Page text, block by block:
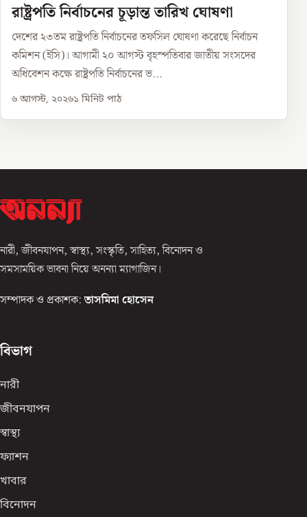
রাষ্ট্রপতি নির্বাচনের চূড়ান্ত তারিখ ঘোষণা
দেশের ২৩তম রাষ্ট্রপতি নির্বাচনের তফসিল ঘোষণা করেছে নির্বাচন
কমিশন (ইসি)। আগামী ২০ আগস্ট বৃহস্পতিবার জাতীয় সংসদের
অধিবেশন কক্ষে রাষ্ট্রপতি নির্বাচনের ভ...
৬ আগস্ট, ২০২৬১ মিনিট পাঠ
নারী, জীবনযাপন, স্বাস্থ্য, সংস্কৃতি, সাহিত্য, বিনোদন ও
সমসাময়িক ভাবনা নিয়ে অনন্যা ম্যাগাজিন।
সম্পাদক ও প্রকাশক: তাসমিমা হোসেন
বিভাগ
নারী
জীবনযাপন
স্বাস্থ্য
ফ্যাশন
খাবার
বিনোদন